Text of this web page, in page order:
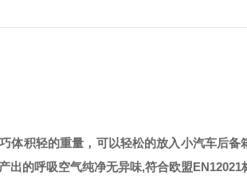
体积轻的重量，可以轻松的放入小汽车后备
出的呼吸空气纯净无异味,符合欧盟EN12021